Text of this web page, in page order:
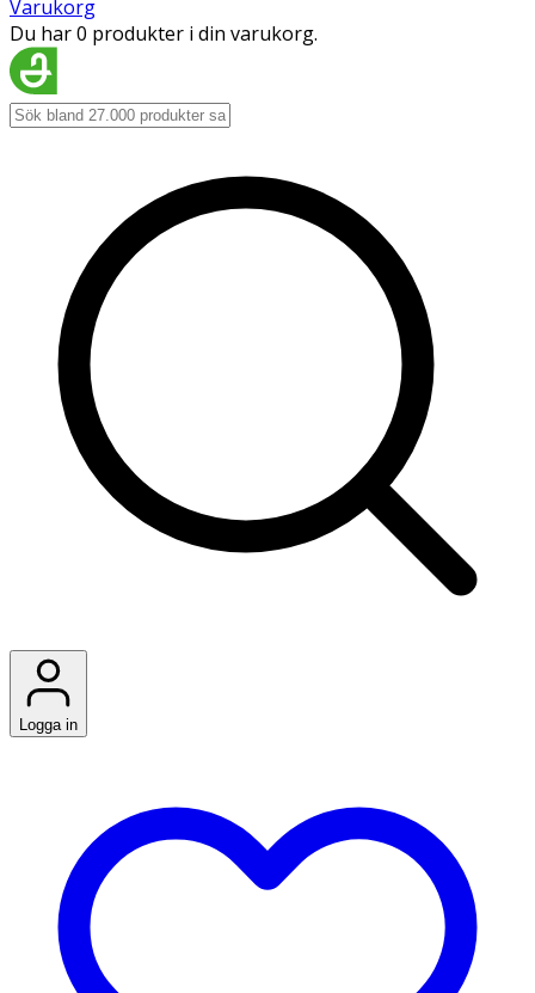
Varukorg
Du har 0 produkter i din varukorg.
Logga in